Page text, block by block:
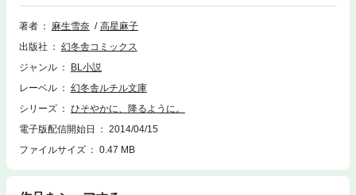
「カン違いだ」と諭すが、春人の想いは溢れ……!?
著者
麻生雪奈
高星麻子
出版社
幻冬舎コミックス
ジャンル
BL小説
レーベル
幻冬舎ルチル文庫
シリーズ
ひそやかに、降るように。
電子版配信開始日
2014/04/15
ファイルサイズ
0.47 MB